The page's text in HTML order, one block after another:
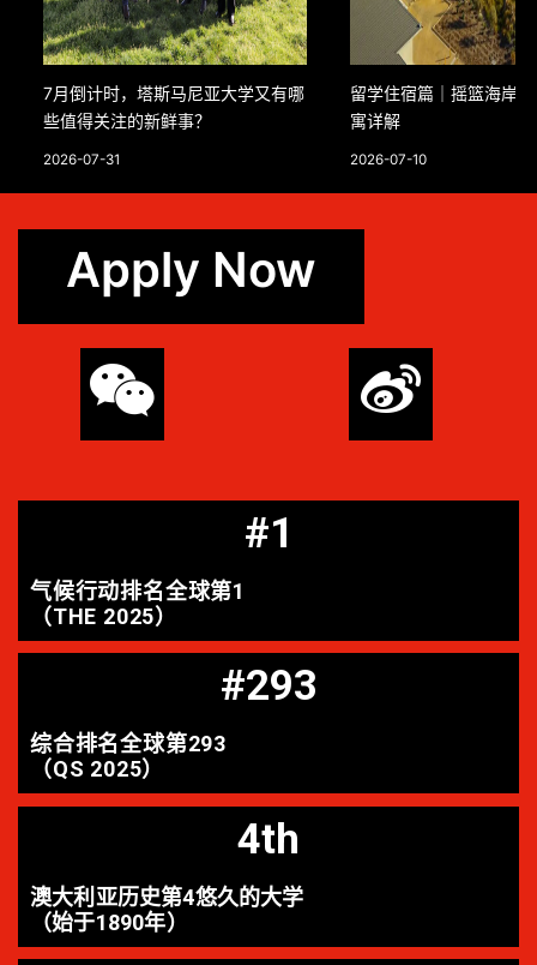
7月倒计时，塔斯马尼亚大学又有哪
些值得关注的新鲜事？
2026-07-31
留学住宿篇｜摇篮海岸
寓详解
2026-07-10
Apply Now
#1
气候行动排名全球第1
（THE 2025）
#293
综合排名全球第293
（QS 2025）
4th
澳大利亚历史第4悠久的大学
（始于1890年）